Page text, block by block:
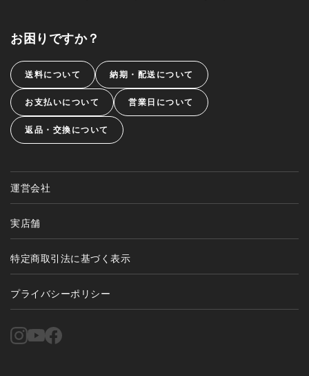
お困りですか？
送料について 納期・配送について
お支払いについて 営業日について
返品・交換について
運営会社
実店舗
特定商取引法に基づく表示
プライバシーポリシー